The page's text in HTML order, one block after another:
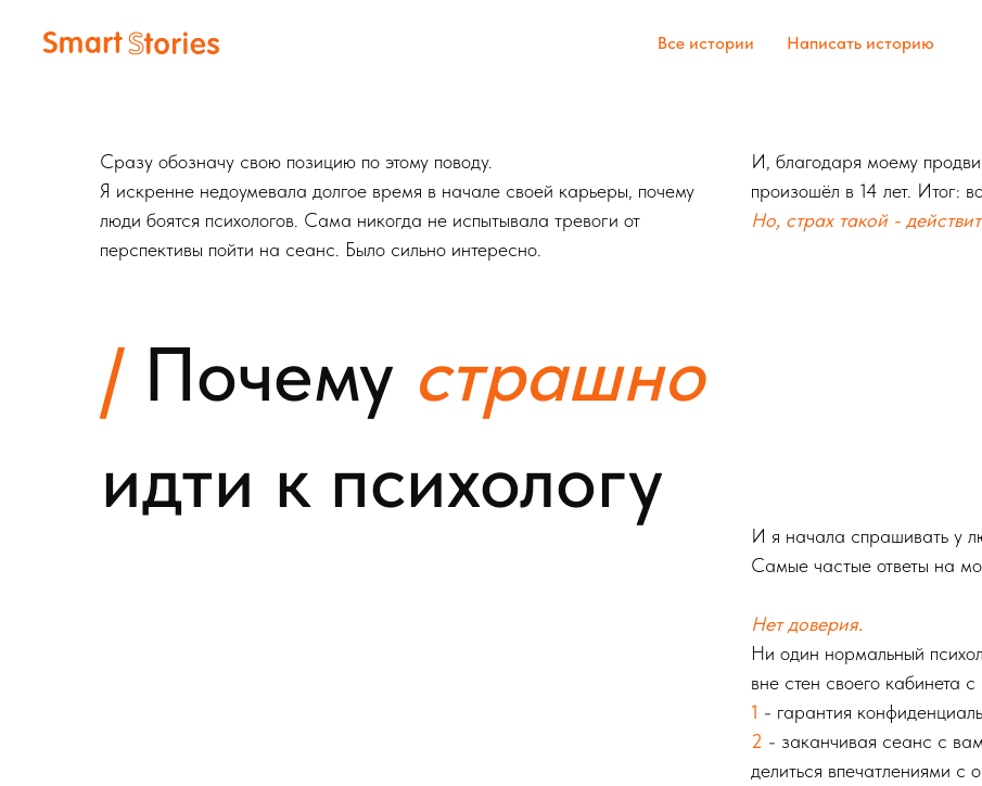
Все истории Написать историю
Сразу обозначу свою позицию по этому поводу.
Я искренне недоумевала долгое время в начале своей карьеры, почему
люди боятся психологов. Сама никогда не испытывала тревоги от
перспективы пойти на сеанс. Было сильно интересно.
И, благодаря моему
произошёл в 14 лет. Итог:
Но, страх такой -
/ Почему страшно
идти к психологу
И я начала спрашивать у
Самые частые ответы на
Нет доверия.
Ни один нормальный
вне стен своего кабинета
1 - гарантия
2 - заканчивая сеанс с
делиться впечатлениями с